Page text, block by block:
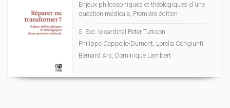
Enjeux philosophiques et théologiques d'une
question médicale, Première édition
S. Exc. le cardinal Peter Turkson
Philippe Cappelle-Dumont, Lorella Congiunti
Bernard Ars, Dominique Lambert